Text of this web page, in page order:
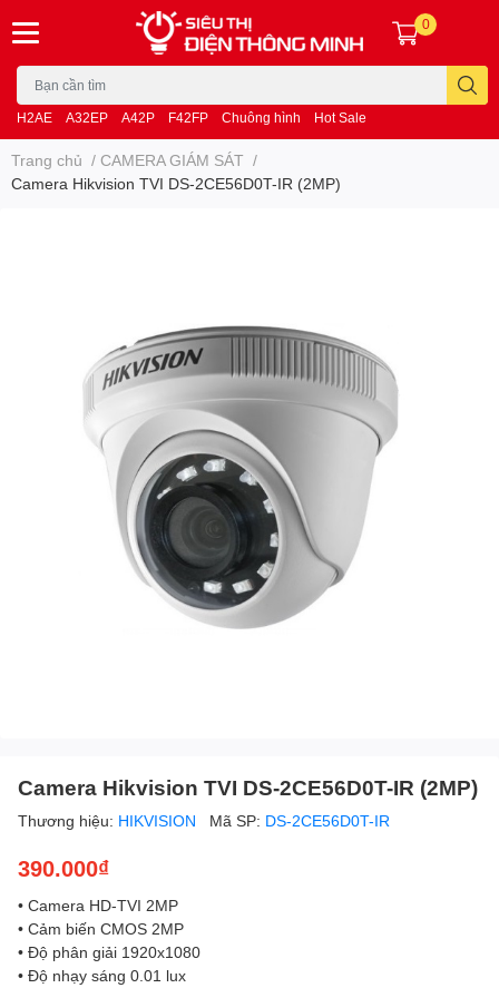
H2AE A32EP A42P F42FP Chuông hình Hot Sale
0
Trang chủ / CAMERA GIÁM SÁT /
Camera Hikvision TVI DS-2CE56D0T-IR (2MP)
Camera Hikvision TVI DS-2CE56D0T-IR (2MP)
Thương hiệu: HIKVISION Mã SP: DS-2CE56D0T-IR
390.000₫
• Camera HD-TVI 2MP
• Cảm biến CMOS 2MP
• Độ phân giải 1920x1080
• Độ nhạy sáng 0.01 lux